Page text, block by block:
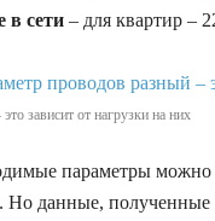
в сети – для квартир –
зависит от нагрузки на них
параметры
данные, полученные